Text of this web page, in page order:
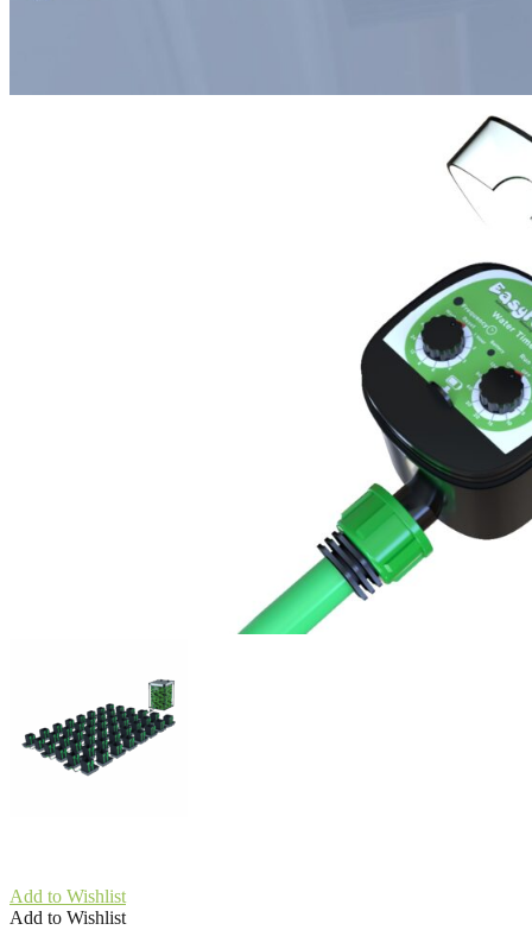
Add to Wishlist
Add to Wishlist